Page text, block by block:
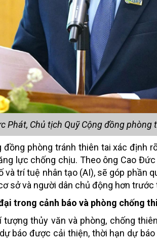
Phát, Chủ tịch Quỹ Cộng đồng phòng
phòng tránh thiên tai xác định
lực chống chịu. Theo ông Cao
trí tuệ nhân tạo (AI), sẽ góp phần
sở và người dân chủ động hơn trước
trong cảnh báo và phòng chống
tượng thủy văn và phòng, chống
báo được cải thiện, thời hạn dự